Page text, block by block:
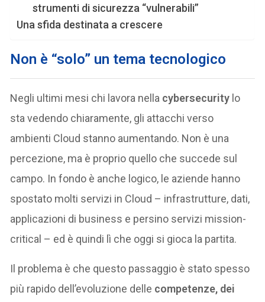
strumenti di sicurezza “vulnerabili”
Una sfida destinata a crescere
Non è “solo” un tema tecnologico
Negli ultimi mesi chi lavora nella cybersecurity lo
sta vedendo chiaramente, gli attacchi verso
ambienti Cloud stanno aumentando. Non è una
percezione, ma è proprio quello che succede sul
campo. In fondo è anche logico, le aziende hanno
spostato molti servizi in Cloud – infrastrutture, dati,
applicazioni di business e persino servizi mission-
critical – ed è quindi lì che oggi si gioca la partita.
Il problema è che questo passaggio è stato spesso
più rapido dell’evoluzione delle competenze, dei